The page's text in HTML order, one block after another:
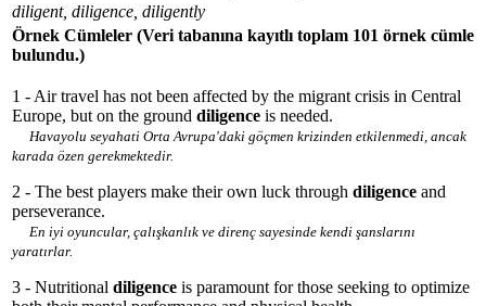
diligent, diligence, diligently
Örnek Cümleler (Veri tabanına kayıtlı toplam 101 örnek cümle
bulundu.)
1 - Air travel has not been affected by the migrant crisis in Central
Europe, but on the ground diligence is needed.
Havayolu seyahati Orta Avrupa'daki göçmen krizinden etkilenmedi, ancak
karada özen gerekmektedir.
2 - The best players make their own luck through diligence and
perseverance.
En iyi oyuncular, çalışkanlık ve direnç sayesinde kendi şanslarını
yaratırlar.
3 - Nutritional diligence is paramount for those seeking to optimize